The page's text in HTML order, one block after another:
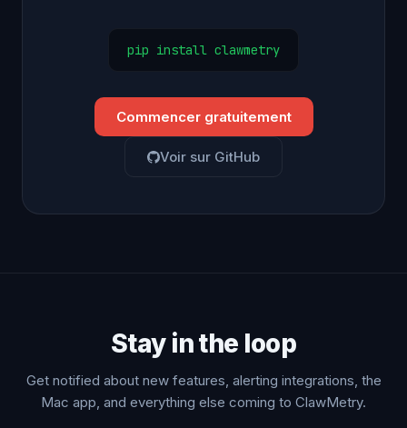
pip install clawmetry
Commencer gratuitement
Voir sur GitHub
Stay in the loop
Get notified about new features, alerting integrations, the
Mac app, and everything else coming to ClawMetry.